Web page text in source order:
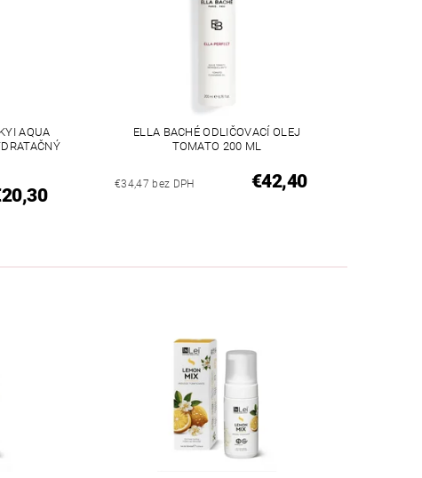
AQUA
ELLA BACHÉ ODLIČOVACÍ OLEJ
TOMATO 200 ML
€34,47 bez DPH €42,40